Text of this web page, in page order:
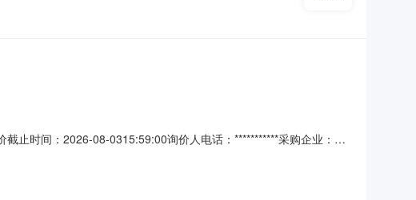
止时间：2026-08-0315:59:00询价人电话：***********采购企业：浙
分类服务/其他未分类服务吴桥路机房艾默